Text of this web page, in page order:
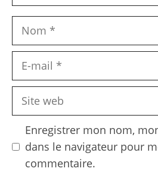
Nom
Site
Enregistrer mon nom,
dans le navigateur pour
commentaire.